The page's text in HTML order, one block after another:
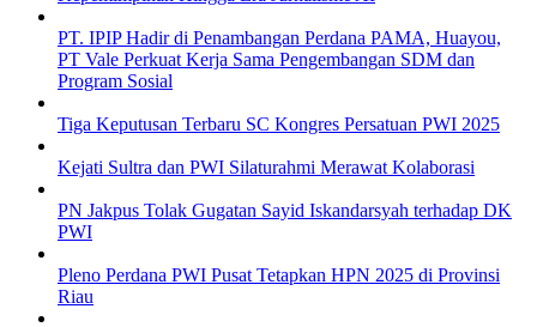
PT. IPIP Hadir di Penambangan Perdana PAMA, Huayou,
PT Vale Perkuat Kerja Sama Pengembangan SDM dan
Program Sosial
Tiga Keputusan Terbaru SC Kongres Persatuan PWI 2025
Kejati Sultra dan PWI Silaturahmi Merawat Kolaborasi
PN Jakpus Tolak Gugatan Sayid Iskandarsyah terhadap DK
PWI
Pleno Perdana PWI Pusat Tetapkan HPN 2025 di Provinsi
Riau